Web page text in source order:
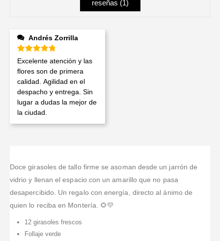
reseñas (1)
Andrés Zorrilla
Valorado en5de 5
Excelente atención y las
flores son de primera
calidad. Agilidad en el
despacho y entrega. Sin
lugar a dudas la mejor de
la ciudad.
Doce girasoles de tallo firme se asoman desde un jarrón de
vidrio y llenan el espacio con un amarillo que no pasa
desapercibido. Un regalo con energía, directo al ánimo de
quien lo reciba en Montería. 🌻💛
12 girasoles frescos
Follaje verde